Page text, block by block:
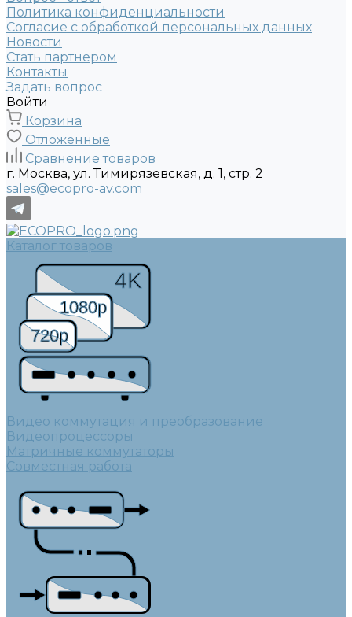
Политика конфиденциальности
Согласие с обработкой персональных данных
Новости
Стать партнером
Контакты
Задать вопрос
Войти
Корзина
Отложенные
Сравнение товаров
г. Москва, ул. Тимирязевская, д. 1, стр. 2
sales@ecopro-av.com
Каталог товаров
1080p
4K
720p
Видео коммутация и преобразование
Видеопроцессоры
Матричные коммутаторы
Совместная работа